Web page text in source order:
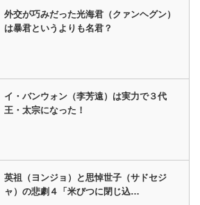
外交が巧みだった光海君（クァンヘグン）
は暴君というよりも名君？
イ・バンウォン（李芳遠）は実力で３代
王・太宗になった！
英祖（ヨンジョ）と思悼世子（サドセジ
ャ）の悲劇４「米びつに閉じ込…